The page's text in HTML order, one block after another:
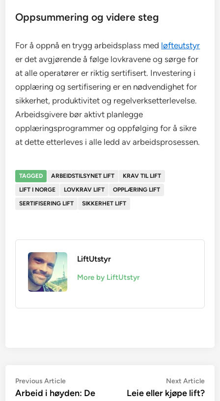
Oppsummering og videre steg
For å oppnå en trygg arbeidsplass med løfteutstyr
er det avgjørende å følge lovkravene og sørge for
at alle operatører er riktig sertifisert. Investering i
opplæring og sertifisering er en nødvendighet for
sikkerhet, produktivitet og regelverksetterlevelse.
Arbeidsgivere bør aktivt planlegge
opplæringsprogrammer og oppfølging for å sikre
at dette etterleves i alle ledd av arbeidsprosessen.
TAGGED ARBEIDSTILSYNET LIFT
KRAV TIL LIFT
LIFT I NORGE
LOVKRAV LIFT
OPPLÆRING LIFT
SERTIFISERING LIFT
SIKKERHET LIFT
LiftUtstyr
More by LiftUtstyr
Innleggsnavigasjon
Previous ArticlePrevious
article:
Arbeid i høyden: De
Next Article
Leie eller kjøpe lift?